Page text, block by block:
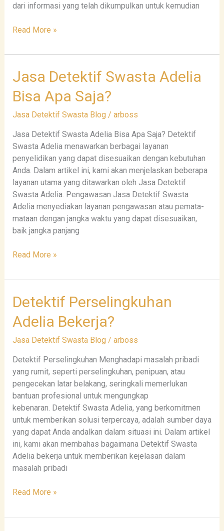
dari informasi yang telah dikumpulkan untuk kemudian
Read More »
Jasa Detektif Swasta Adelia
Bisa Apa Saja?
Jasa Detektif Swasta Blog / arboss
Jasa Detektif Swasta Adelia Bisa Apa Saja? Detektif
Swasta Adelia menawarkan berbagai layanan
penyelidikan yang dapat disesuaikan dengan kebutuhan
Anda. Dalam artikel ini, kami akan menjelaskan beberapa
layanan utama yang ditawarkan oleh Jasa Detektif
Swasta Adelia. Pengawasan Jasa Detektif Swasta
Adelia menyediakan layanan pengawasan atau pemata-
mataan dengan jangka waktu yang dapat disesuaikan,
baik jangka panjang
Jasa
Detektif
Swasta
Bisa
Apa
Saja?
Read More »
Detektif Perselingkuhan
Adelia Bekerja?
Jasa Detektif Swasta Blog / arboss
Detektif Perselingkuhan Menghadapi masalah pribadi
yang rumit, seperti perselingkuhan, penipuan, atau
pengecekan latar belakang, seringkali memerlukan
bantuan profesional untuk mengungkap
kebenaran. Detektif Swasta Adelia, yang berkomitmen
untuk memberikan solusi terpercaya, adalah sumber daya
yang dapat Anda andalkan dalam situasi ini. Dalam artikel
ini, kami akan membahas bagaimana Detektif Swasta
Adelia bekerja untuk memberikan kejelasan dalam
masalah pribadi
Detektif
Perselingkuhan
Adelia
Read More »